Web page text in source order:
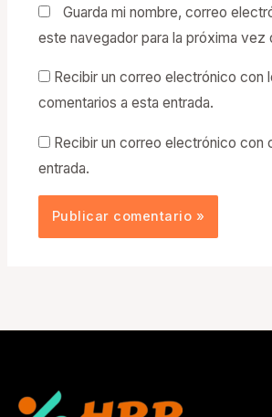
Guarda mi nombre, correo
este navegador para la próxima vez
Recibir un correo electrónico con
comentarios a esta entrada.
Recibir un correo electrónico con
entrada.